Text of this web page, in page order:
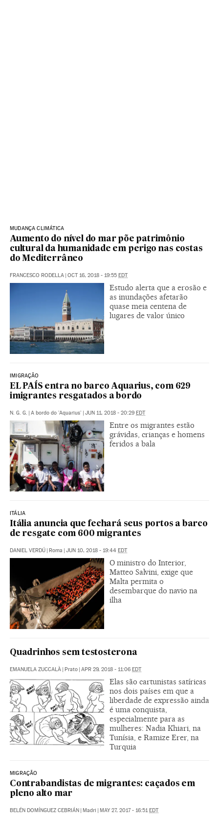
MUDANÇA CLIMÁTICA
Aumento do nível do mar põe patrimônio
cultural da humanidade em perigo nas costas
do Mediterrâneo
FRANCESCO RODELLA | OCT 16, 2018 - 19:55 EDT
Estudo alerta que a erosão e
as inundações afetarão
quase meia centena de
lugares de valor único
IMIGRAÇÃO
EL PAÍS entra no barco Aquarius, com 629
imigrantes resgatados a bordo
N. G. G. | A bordo do 'Aquarius' | JUN 11, 2018 - 20:29 EDT
Entre os migrantes estão
grávidas, crianças e homens
feridos a bala
ITÁLIA
Itália anuncia que fechará seus portos a barco
de resgate com 600 migrantes
DANIEL VERDÚ | Roma | JUN 10, 2018 - 19:44 EDT
O ministro do Interior,
Matteo Salvini, exige que
Malta permita o
desembarque do navio na
ilha
Quadrinhos sem testosterona
EMANUELA ZUCCALÀ | Prato | APR 29, 2018 - 11:06 EDT
Elas são cartunistas satíricas
nos dois países em que a
liberdade de expressão ainda
é uma conquista,
especialmente para as
mulheres: Nadia Khiari, na
Tunísia, e Ramize Erer, na
Turquia
MIGRAÇÃO
Contrabandistas de migrantes: caçados em
pleno alto mar
BELÉN DOMÍNGUEZ CEBRIÁN | Madri | MAY 27, 2017 - 16:51EDT